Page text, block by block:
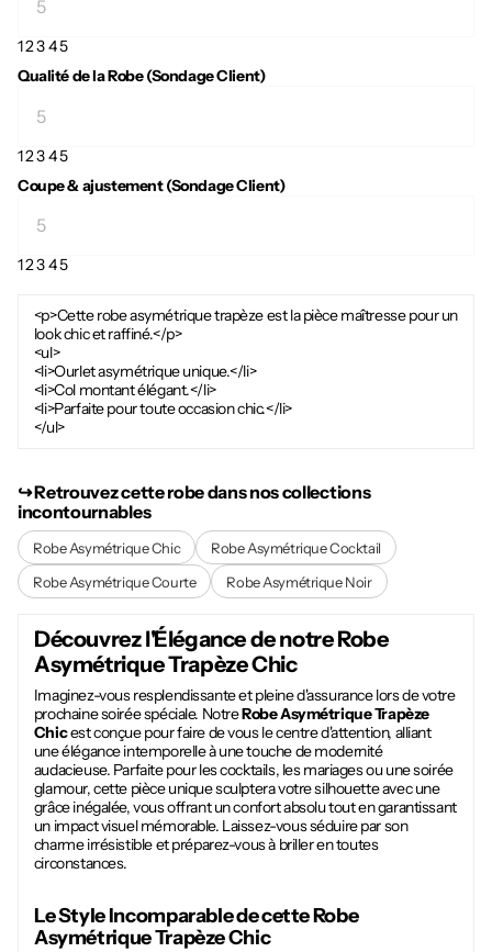
12345
Qualité de la Robe (Sondage Client)
12345
Coupe & ajustement (Sondage Client)
12345
<p>Cette robe asymétrique trapèze est la pièce maîtresse pour un
look chic et raffiné.</p>
<ul>
<li>Ourlet asymétrique unique.</li>
<li>Col montant élégant.</li>
<li>Parfaite pour toute occasion chic.</li>
</ul>
↪︎ Retrouvez cette robe dans nos collections
incontournables
Robe Asymétrique Chic
Robe Asymétrique Cocktail
Robe Asymétrique Courte
Robe Asymétrique Noir
Découvrez l'Élégance de notreRobe
Asymétrique Trapèze Chic
Imaginez-vous resplendissante et pleine d'assurance lors de votre
prochaine soirée spéciale. NotreRobe Asymétrique Trapèze
Chicest conçue pour faire de vous le centre d'attention, alliant
une élégance intemporelle à une touche de modernité
audacieuse. Parfaite pour les cocktails, les mariages ou une soirée
glamour, cette pièce unique sculptera votre silhouette avec une
grâce inégalée, vous offrant un confort absolu tout en garantissant
un impact visuel mémorable. Laissez-vous séduire par son
charme irrésistible et préparez-vous à briller en toutes
circonstances.
Le Style Incomparable de cetteRobe
Asymétrique Trapèze Chic